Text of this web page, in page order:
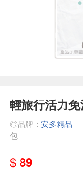
輕旅行活力
◎品牌： 安多精品
包
$ 89